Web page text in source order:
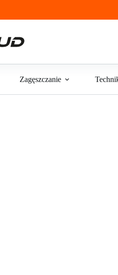
Zagęszczanie